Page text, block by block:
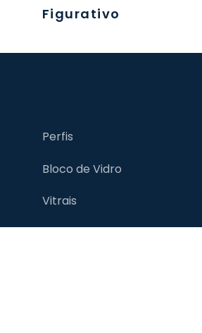
Figurativo
Perfis
Bloco de Vidro
Vitrais